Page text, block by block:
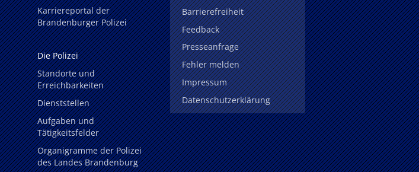
Karriereportal der
Brandenburger Polizei
Die Polizei
Standorte und
Erreichbarkeiten
Dienststellen
Aufgaben und
Tätigkeitsfelder
Organigramme der Polizei
des Landes Brandenburg
Barrierefreiheit
Feedback
Presseanfrage
Fehler melden
Impressum
Datenschutzerklärung